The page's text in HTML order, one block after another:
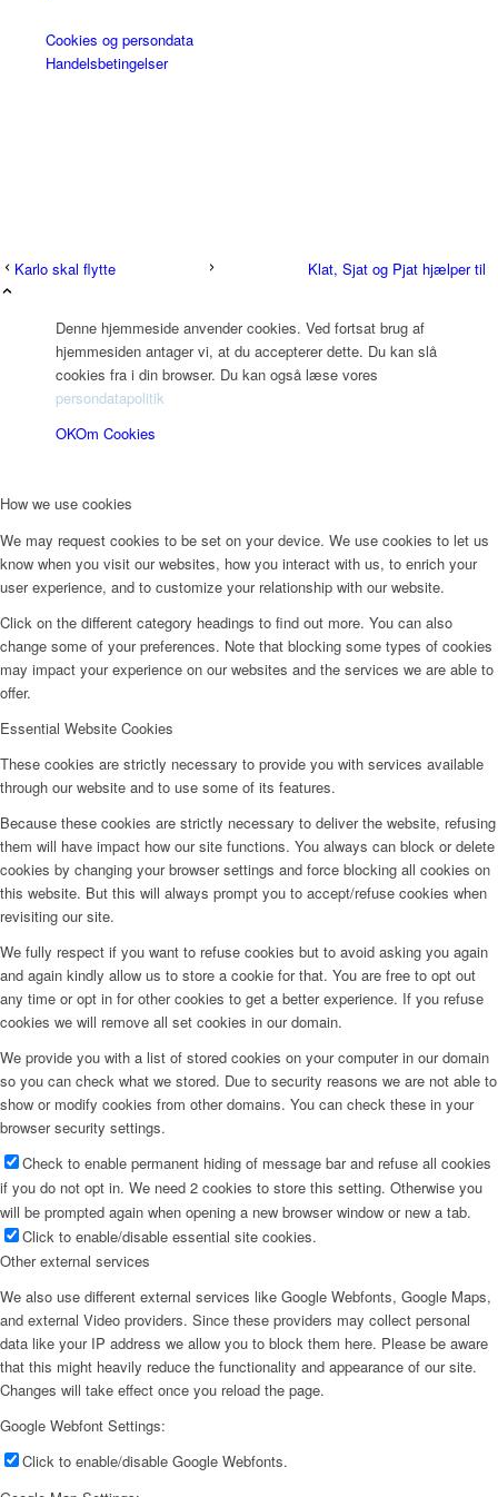
Cookies og persondata
Handelsbetingelser
Karlo skal flytte Klat, Sjat og Pjat hjælper til
Denne hjemmeside anvender cookies. Ved fortsat brug af
hjemmesiden antager vi, at du accepterer dette. Du kan slå
cookies fra i din browser. Du kan også læse vores
persondatapolitik
OKOm Cookies
How we use cookies
We may request cookies to be set on your device. We use cookies to let us
know when you visit our websites, how you interact with us, to enrich your
user experience, and to customize your relationship with our website.
Click on the different category headings to find out more. You can also
change some of your preferences. Note that blocking some types of cookies
may impact your experience on our websites and the services we are able to
offer.
Essential Website Cookies
These cookies are strictly necessary to provide you with services available
through our website and to use some of its features.
Because these cookies are strictly necessary to deliver the website, refusing
them will have impact how our site functions. You always can block or delete
cookies by changing your browser settings and force blocking all cookies on
this website. But this will always prompt you to accept/refuse cookies when
revisiting our site.
We fully respect if you want to refuse cookies but to avoid asking you again
and again kindly allow us to store a cookie for that. You are free to opt out
any time or opt in for other cookies to get a better experience. If you refuse
cookies we will remove all set cookies in our domain.
We provide you with a list of stored cookies on your computer in our domain
so you can check what we stored. Due to security reasons we are not able to
show or modify cookies from other domains. You can check these in your
browser security settings.
Check to enable permanent hiding of message bar and refuse all cookies
if you do not opt in. We need 2 cookies to store this setting. Otherwise you
will be prompted again when opening a new browser window or new a tab.
Click to enable/disable essential site cookies.
Other external services
We also use different external services like Google Webfonts, Google Maps,
and external Video providers. Since these providers may collect personal
data like your IP address we allow you to block them here. Please be aware
that this might heavily reduce the functionality and appearance of our site.
Changes will take effect once you reload the page.
Google Webfont Settings:
Click to enable/disable Google Webfonts.